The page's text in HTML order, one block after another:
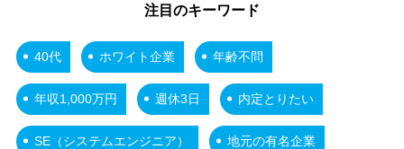
注目のキーワード
40代 ホワイト企業 年齢不問
年収1,000万円 週休3日 内定とりたい
SE（システムエンジニア） 地元の有名企業